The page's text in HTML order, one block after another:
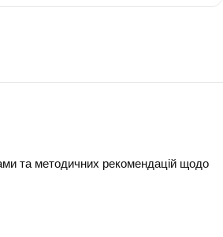
та методичних рекомендацій щодо